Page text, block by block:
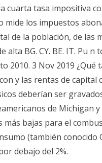
cuarta tasa impositiva
mide los impuestos
de la población, de las
alta BG. CY. BE. IT. Pu
2010. 3 Nov 2019
y las rentas de
deberían ser
de Michigan
más bajas para el
(también
debajo del 2%.